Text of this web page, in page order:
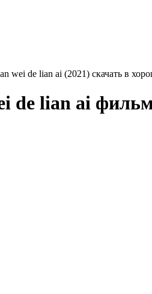
wei de lian ai (2021) скачать в
de lian ai